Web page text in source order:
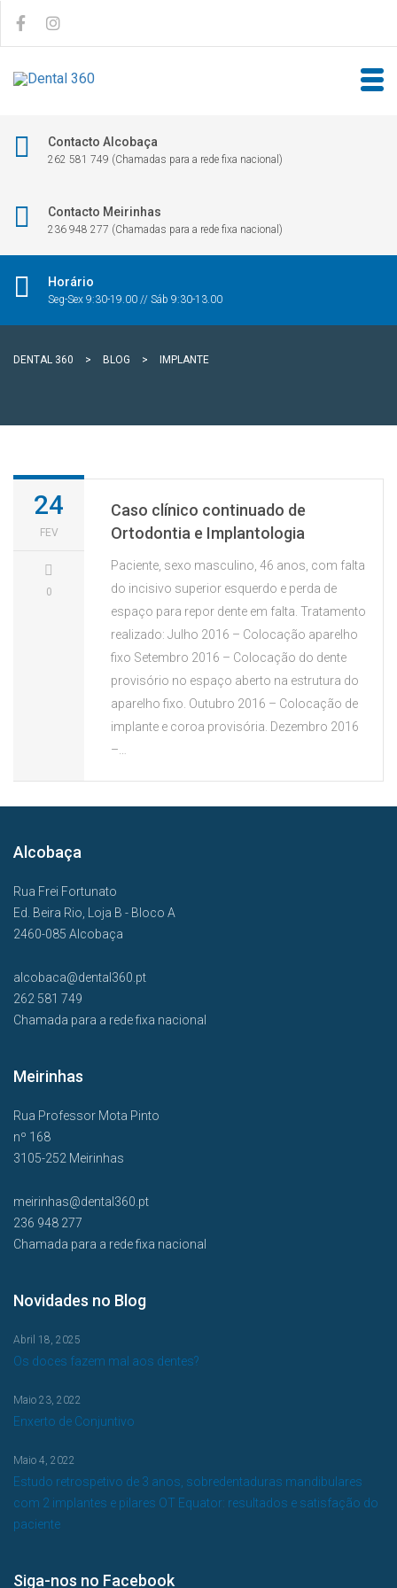
Contacto Alcobaça
262 581 749 (Chamadas para a rede fixa nacional)
Contacto Meirinhas
236 948 277 (Chamadas para a rede fixa nacional)
Horário
Seg-Sex 9:30-19.00 // Sáb 9:30-13.00
DENTAL 360 > BLOG > IMPLANTE
24
FEV
0
Caso clínico continuado de
Ortodontia e Implantologia
Paciente, sexo masculino, 46 anos, com falta
do incisivo superior esquerdo e perda de
espaço para repor dente em falta. Tratamento
realizado: Julho 2016 – Colocação aparelho
fixo Setembro 2016 – Colocação do dente
provisório no espaço aberto na estrutura do
aparelho fixo. Outubro 2016 – Colocação de
implante e coroa provisória. Dezembro 2016
–…
Alcobaça
Rua Frei Fortunato
Ed. Beira Rio, Loja B - Bloco A
2460-085 Alcobaça
alcobaca@dental360.pt
262 581 749
Chamada para a rede fixa nacional
Meirinhas
Rua Professor Mota Pinto
nº 168
3105-252 Meirinhas
meirinhas@dental360.pt
236 948 277
Chamada para a rede fixa nacional
Novidades no Blog
Os doces fazem mal aos dentes?
Abril 18, 2025
Enxerto de Conjuntivo
Maio 23, 2022
Estudo retrospetivo de 3 anos, sobredentaduras mandibulares
com 2 implantes e pilares OT Equator: resultados e satisfação do
paciente
Maio 4, 2022
Siga-nos no Facebook